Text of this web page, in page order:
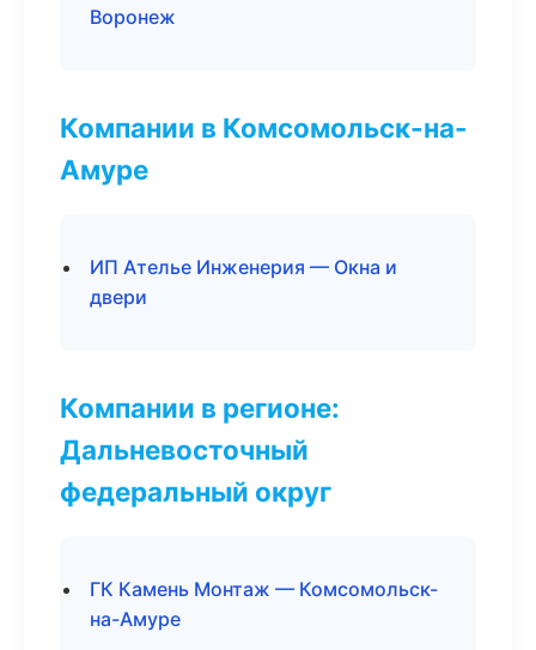
Воронеж
Компании в Комсомольск-на-
Амуре
ИП Ателье Инженерия — Окна и
двери
Компании в регионе:
Дальневосточный
федеральный округ
ГК Камень Монтаж — Комсомольск-
на-Амуре